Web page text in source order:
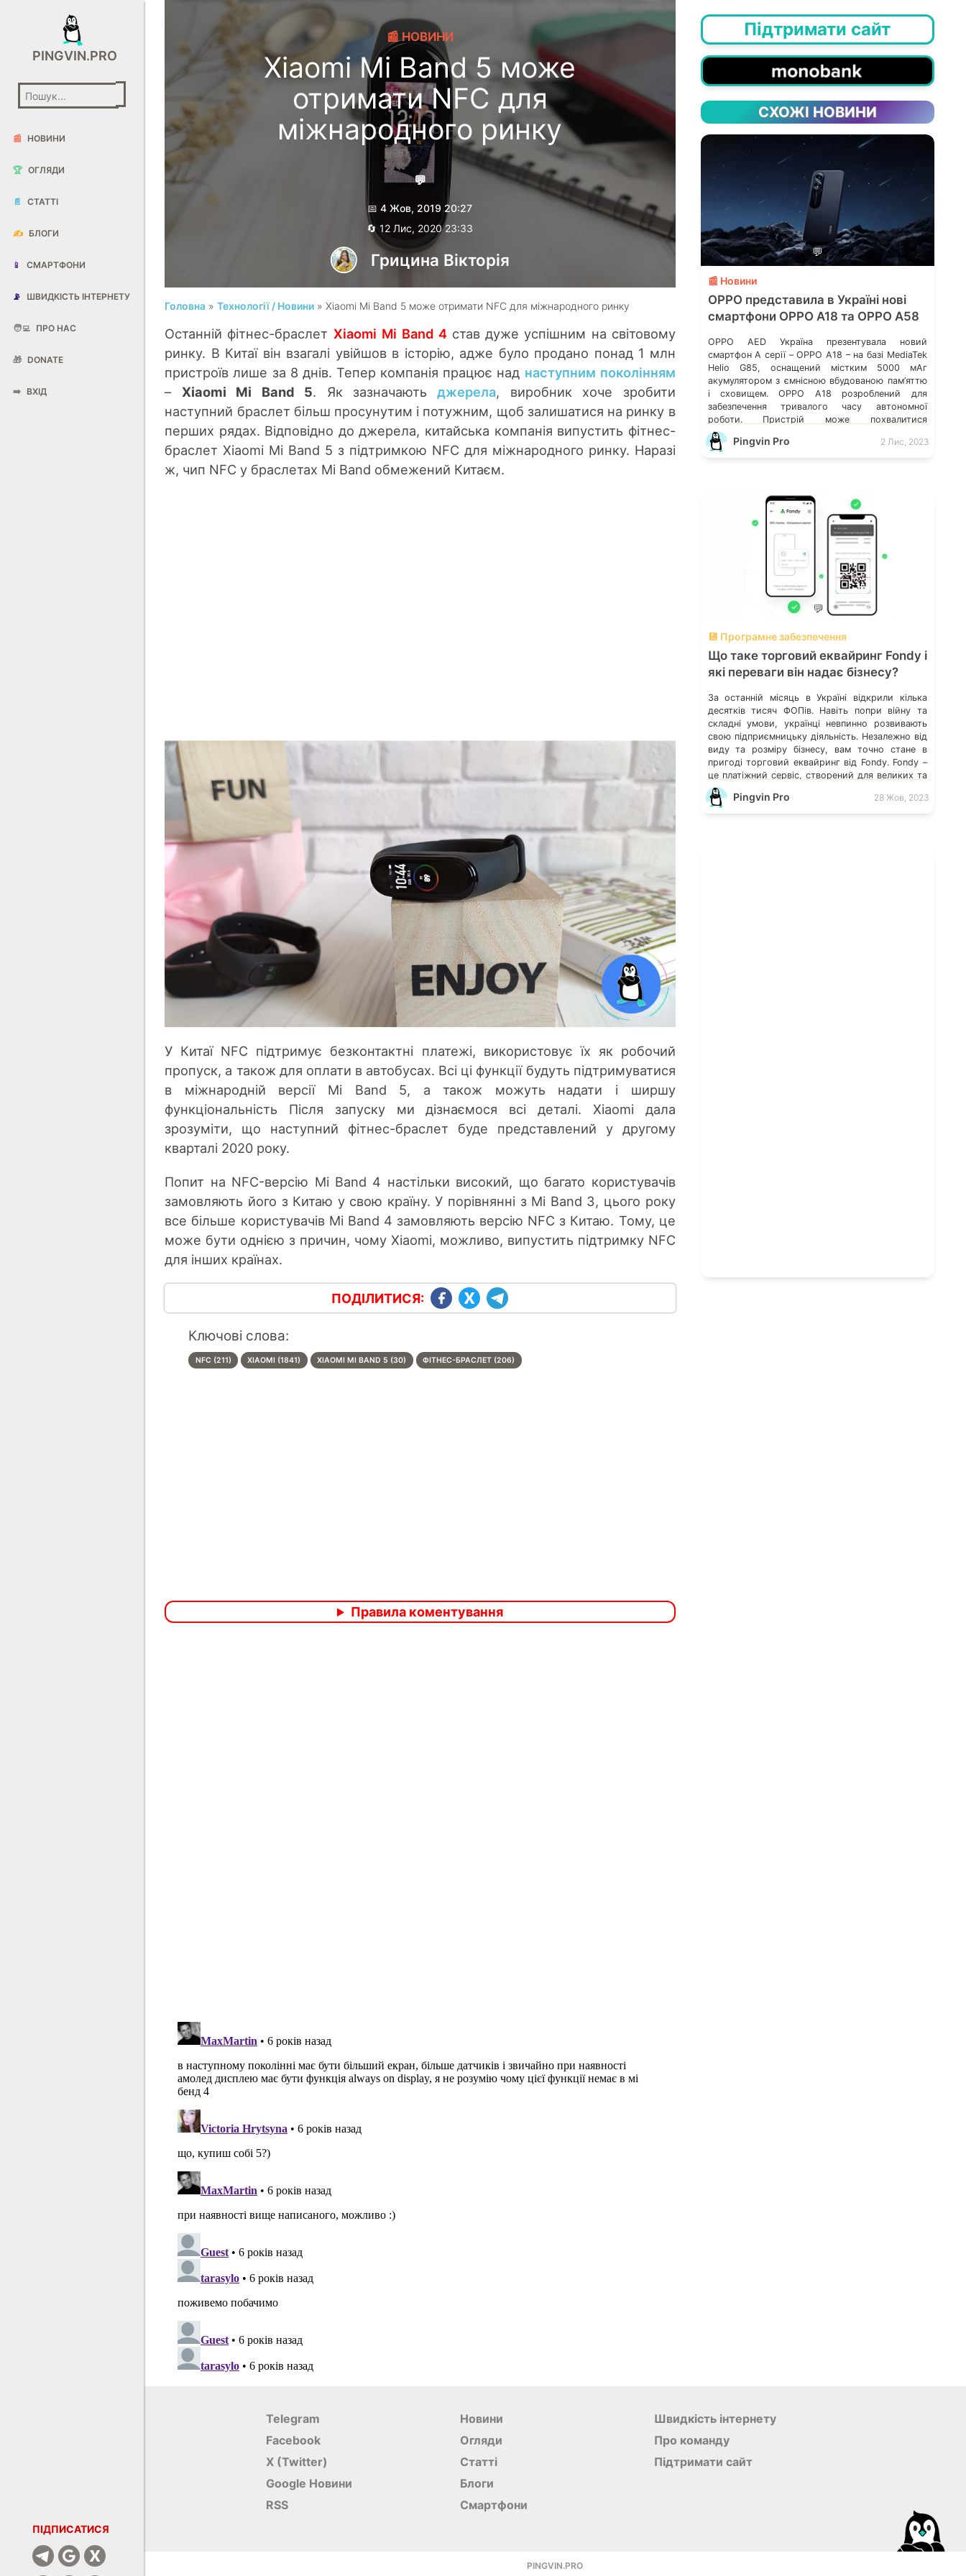
PINGVIN.PRO
📰 НОВИНИ
🏆 ОГЛЯДИ
📄 СТАТТІ
✍️ БЛОГИ
📱 СМАРТФОНИ
📡 ШВИДКІСТЬ ІНТЕРНЕТУ
🧑‍💻 ПРО НАС
🎁 DONATE
➡️ ВХІД
ПІДПИСАТИСЯ
📰 НОВИНИ
Xiaomi Mi Band 5 може
отримати NFC для
міжнародного ринку
💬
📅 4 Жов, 2019 20:27
🔄 12 Лис, 2020 23:33
Грицина Вікторія
Головна »Технології / Новини » Xiaomi Mi Band 5 може отримати NFC для міжнародного ринку
Останній фітнес-браслет Xiaomi Mi Band 4 став дуже успішним на світовому
ринку. В Китаї він взагалі увійшов в історію, адже було продано понад 1 млн
пристроїв лише за 8 днів. Тепер компанія працює над наступним поколінням
– Xiaomi Mi Band 5. Як зазначаютьджерела, виробник хоче зробити
наступний браслет більш просунутим і потужним, щоб залишатися на ринку в
перших рядах. Відповідно до джерела, китайська компанія випустить фітнес-
браслет Xiaomi Mi Band 5 з підтримкою NFC для міжнародного ринку. Наразі
ж, чип NFC у браслетах Mi Band обмежений Китаєм.
У Китаї NFC підтримує безконтактні платежі, використовує їх як робочий
пропуск, а також для оплати в автобусах. Всі ці функції будуть підтримуватися
в міжнародній версії Mi Band 5, а також можуть надати і ширшу
функціональність Після запуску ми дізнаємося всі деталі. Xiaomi дала
зрозуміти, що наступний фітнес-браслет буде представлений ​​у другому
кварталі 2020 року.
Попит на NFC-версію Mi Band 4 настільки високий, що багато користувачів
замовляють його з Китаю у свою країну. У порівнянні з Mi Band 3, цього року
все більше користувачів Mi Band 4 замовляють версію NFC з Китаю. Тому, це
може бути однією з причин, чому Xiaomi, можливо, випустить підтримку NFC
для інших країнах.
ПОДІЛИТИСЯ:
Ключові слова:
NFC (211) XIAOMI (1841) XIAOMI MI BAND 5 (30) ФІТНЕС-БРАСЛЕТ (206)
Правила коментування
Підтримати сайт
СХОЖІ НОВИНИ
💬
📰 Новини
OPPO представила в Україні нові
смартфони OPPO A18 та OPPO A58
OPPO AED Україна презентувала новий
смартфон A серії – OPPO A18 – на базі MediaTek
Helio G85, оснащений містким 5000 мАг
акумулятором з ємнісною вбудованою пам’яттю
і сховищем. OPPO A18 розроблений для
забезпечення тривалого часу автономної
роботи. Пристрій може похвалитися
приголомшливим 90 Гц Сонячним дисплеєм і
режимом надгучності, що ідеально
Pingvin Pro 2 Лис, 2023
💬
💾 Програмне забезпечення
Що таке торговий еквайринг Fondy і
які переваги він надає бізнесу?
За останній місяць в Україні відкрили кілька
десятків тисяч ФОПів. Навіть попри війну та
складні умови, українці невпинно розвивають
свою підприємницьку діяльність. Незалежно від
виду та розміру бізнесу, вам точно стане в
пригоді торговий еквайринг від Fondy. Fondy –
це платіжний сервіс, створений для великих та
малих бізнесів. Його обрали в ролі партнера
вже понад […]
Pingvin Pro 28 Жов, 2023
Telegram
Facebook
X (Twitter)
Google Новини
RSS
Новини
Огляди
Статті
Блоги
Смартфони
Швидкість інтернету
Про команду
Підтримати сайт
PINGVIN.PRO